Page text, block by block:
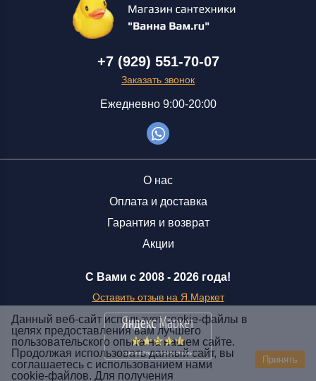
+7 (929) 551-70-07
Заказать звонок
Ежедневно 9:00-20:00
С Вами с 2008 - 2026 года!
Оставить отзыв на Я.Маркет
О нас
Оплата и доставка
Гарантия и возврат
Акции
Заказать звонок
+7 (929) 551-70-07
Данный веб-сайт использует cookie-файлы в
целях предоставления вам лучшего
пользовательского опыта на нашем сайте.
Продолжая использовать данный сайт, вы
соглашаетесь с использованием нами
cookie-файлов. Для получения
Принять